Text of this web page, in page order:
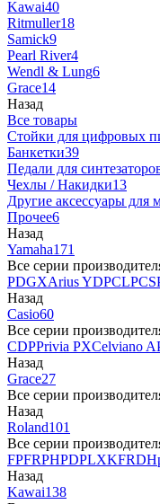
Kawai40
Ritmuller18
Samick9
Pearl River4
Wendl & Lung6
Grace14
Назад
Все товары
Стойки для цифровых
Банкетки39
Педали для
Чехлы / Накидки13
Другие аксессуары для
Прочее6
Назад
Yamaha171
Все серии
PDGXArius YDPCLP
Назад
Casio60
Все серии
CDPPrivia PXCelviano
Назад
Grace27
Все серии
Назад
Roland101
Все серии
FPFRPHPDPLXKFRD
Назад
Kawai138